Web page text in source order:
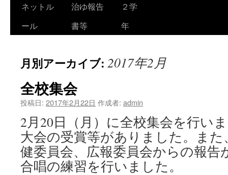
ネットル
ール
治ゆ報告
書等
２学
年
月別アーカイブ: 2017年2月
全校集会
投稿日: 2017年2月22日 作成者: admin
2月20日（月）に全校集会を行い
大会の受賞等がありました。ま
健委員会、広報委員会からの報告
合唱の練習を行いました。